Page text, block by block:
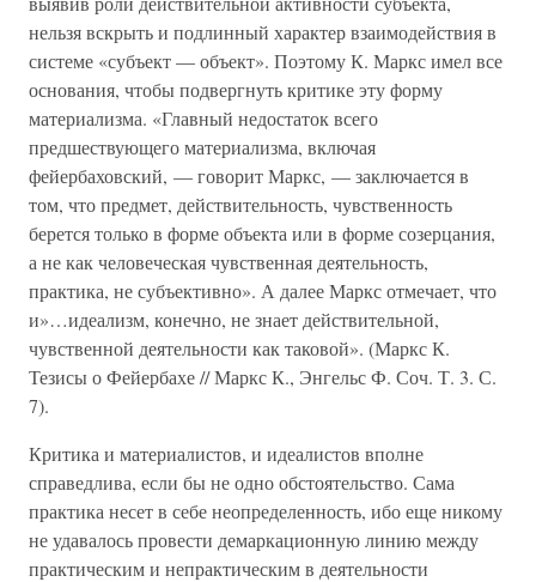
нельзя вскрыть и подлинный характер взаимодействия в
системе «субъект — объект». Поэтому К. Маркс имел все
основания, чтобы подвергнуть критике эту форму
материализма. «Главный недостаток всего
предшествующего материализма, включая
фейербаховский, — говорит Маркс, — заключается в
том, что предмет, действительность, чувственность
берется только в форме объекта или в форме созерцания,
а не как человеческая чувственная деятельность,
практика, не субъективно». А далее Маркс отмечает, что
и»…идеализм, конечно, не знает действительной,
чувственной деятельности как таковой». (Маркс К.
Тезисы о Фейербахе // Маркс К., Энгельс Ф. Соч. Т. 3. С.
7).
Критика и материалистов, и идеалистов вполне
справедлива, если бы не одно обстоятельство. Сама
практика несет в себе неопределенность, ибо еще никому
не удавалось провести демаркационную линию между
практическим и непрактическим в деятельности